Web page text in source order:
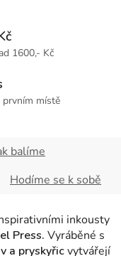
1600,- Kč
prvním místě
balíme
Hodíme se k sobě
inkousty
Press. Vyráběné s
a pryskyřicvytvářejí